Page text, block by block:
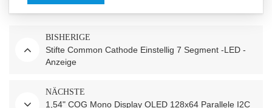
BISHERIGE
Stifte Common Cathode Einstellig 7 Segment -LED -
Anzeige
NÄCHSTE
1,54" COG Mono Display OLED 128x64 Parallele I2C